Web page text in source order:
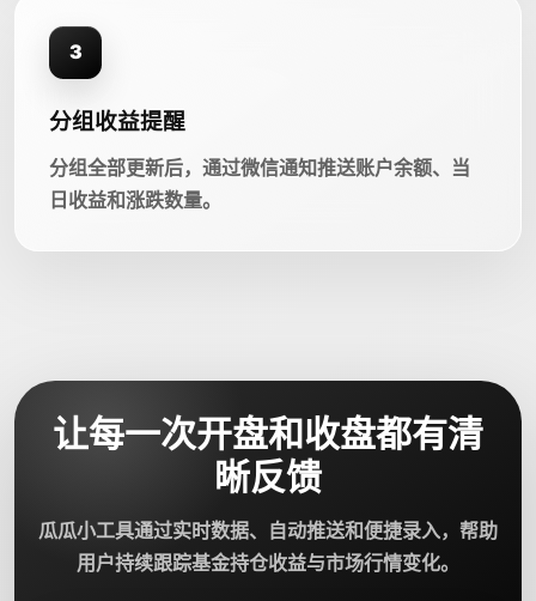
3
分组收益提醒
分组全部更新后，通过微信通知推送账户余额、当
日收益和涨跌数量。
让每一次开盘和收盘都有清
晰反馈
瓜瓜小工具通过实时数据、自动推送和便捷录入，帮助
用户持续跟踪基金持仓收益与市场行情变化。